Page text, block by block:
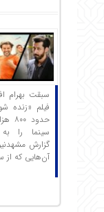
سبقت بهرام
گزارش
آن‌هایی که از